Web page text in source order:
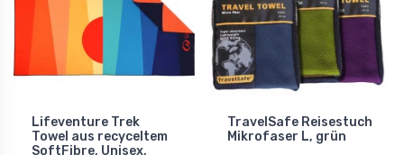
Lifeventure Trek
Towel aus recyceltem
SoftFibre, Unisex,
TravelSafe Reisestuch
Mikrofaser L, grün